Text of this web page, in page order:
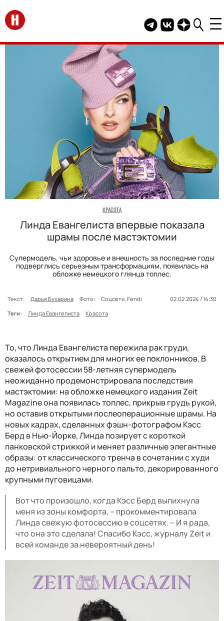
Перейти на главную
Telegram канал
Группа HELLO
Канал
КРАСОТА
Линда Евангелиста впервые показала
шрамы после мастэктомии
Супермодель, чьи здоровье и внешность за последние годы
подверглись серьезным трансформациям, появилась на
обложке немецкого глянца топлес.
Текст: Дарья Бухарина Фото: Соцсети, Fendi
02.02.2024 / 14:30
Теги:
Линда Евангелиста Красота
То, что Линда Евангелиста пережила рак груди,
оказалось открытием для многих ее поклонников. В
свежей фотосессии 58-летняя супермодель
неожиданно продемонстрировала последствия
мастэктомии: на обложке немецкого издания Zeit
Magazine она появилась топлес, прикрыв грудь рукой,
но оставив открытыми послеоперационные шрамы. На
новых кадрах, сделанных фэшн-фотографом Кэсс
Берд в Нью-Йорке, Линда позирует с короткой
панковской стрижкой и меняет различные элегантные
образы: от классического тренча в сочетании с худи
до нетривиального черного пальто, декорированного
крупными пуговицами.
Вот что произошло, когда Кэсс Берд выпихнула
меня из зоны комфорта, – прокомментировала
Линда свежую фотосессию в соцсетях. – И я рада,
что она это сделала! Спасибо Кэсс, журналу Zeit и
всей команде за невероятный день!